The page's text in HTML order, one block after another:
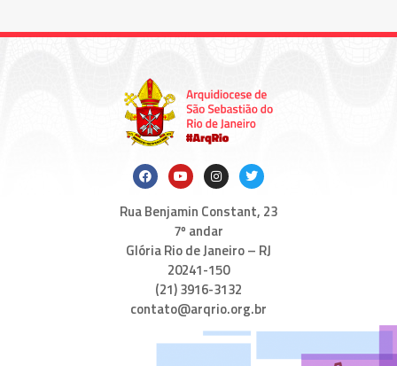
Rua Benjamin Constant, 23
7º andar
Glória Rio de Janeiro – RJ
20241-150
(21) 3916-3132
contato@arqrio.org.br